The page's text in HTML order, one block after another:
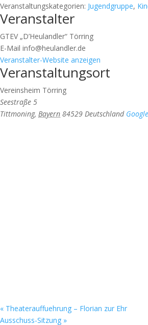
Veranstaltungskategorien: Jugendgruppe,
Veranstalter
GTEV „D’Heulandler“ Törring
E-Mail info@heulandler.de
Veranstalter-Website anzeigen
Veranstaltungsort
Vereinsheim Törring
Seestraße 5
Tittmoning, Bayern 84529 Deutschland
« Theaterauffuehrung – Florian zur Ehr
Ausschuss-Sitzung »